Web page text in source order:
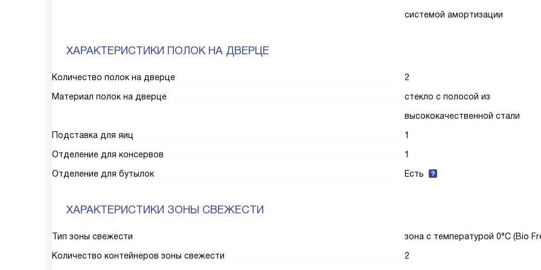
системой амортизации
ХАРАКТЕРИСТИКИ ПОЛОК НА ДВЕРЦЕ
Количество полок на дверце
2
Материал полок на дверце
стекло с полосой из
высококачественной стали
Подставка для яиц
1
Отделение для консервов
1
Отделение для бутылок
Есть
ХАРАКТЕРИСТИКИ ЗОНЫ СВЕЖЕСТИ
Тип зоны свежести
зона с температурой 0°C (Bio
Количество контейнеров зоны свежести
2